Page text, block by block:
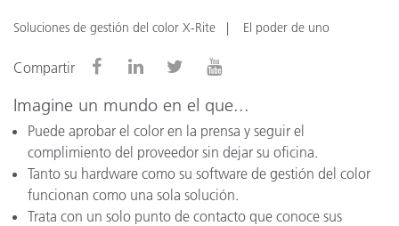
Soluciones de gestión del color X-Rite El poder de uno
Compartir
Imagine un mundo en el que...
Puede aprobar el color en la prensa y seguir el
complimiento del proveedor sin dejar su oficina.
Tanto su hardware como su software de gestión del color
funcionan como una sola solución.
Trata con un solo punto de contacto que conoce sus